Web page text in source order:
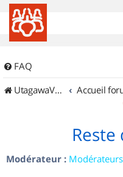
FAQ
UtagawaVTT (Randos VTT et VTTAE avec traces GPS)
Accueil
Modérateur :